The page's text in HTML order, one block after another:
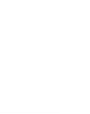
reserved.